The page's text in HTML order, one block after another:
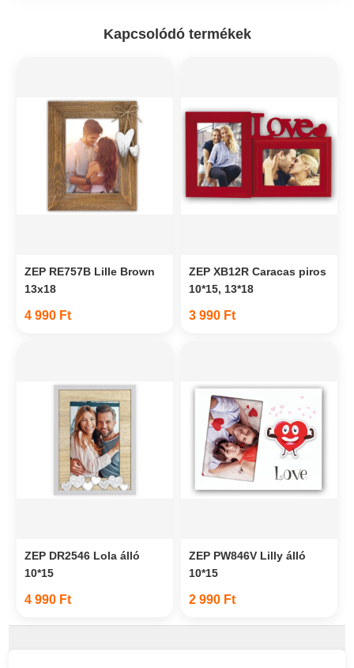
Kapcsolódó termékek
ZEP RE757B Lille Brown
13x18
4 990 Ft
ZEP XB12R Caracas piros
10*15, 13*18
3 990 Ft
ZEP DR2546 Lola álló
10*15
4 990 Ft
ZEP PW846V Lilly álló
10*15
2 990 Ft